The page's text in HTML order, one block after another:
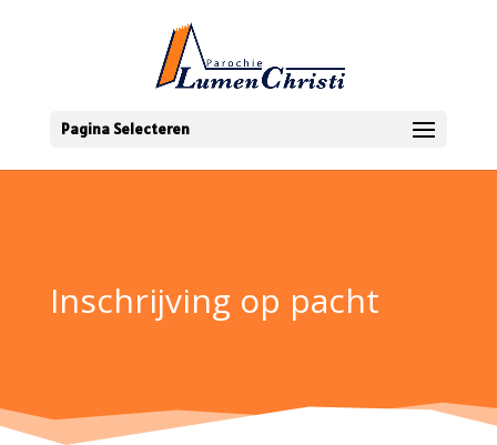
Pagina Selecteren
Inschrijving op pacht